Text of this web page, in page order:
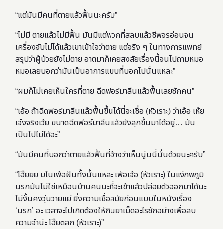
“แต่มันมีคนที่ตายแล้วฟื้นนะครับ”
“ไม่มี ตายแล้วไม่มีฟื้น มันมีแต่พวกที่สลบแล้วชีพจรอ่อนจน
เครื่องจับไม่ได้แล้วเขาเข้าใจว่าตาย แต่จริง ๆ ในทางการแพทย์
สรุปว่าผู้ป่วยยังไม่ตาย อาตมาก็เคยสงสัยเรื่องนี้จนไปถามหมอ
หมอเลยบอกว่ามันเป็นอาการแบบที่บอกไปนั่นแหละ”
“ผมก็ไม่เคยเห็นใครที่ตาย ฉีดฟอร์มาลีนแล้วฟื้นเลยซักคน”
“เอ้อ ถ้าฉีดฟอร์มาลีนแล้วฟื้นขึ้นได้นี่จะเชื่อ (หัวเราะ) ว่าเอ้อ เห้ย
เจ๋งจริงเว้ย ขนาดฉีดฟอร์มาลีนแล้วยังลุกขึ้นมาได้อยู่… มัน
เป็นไปไม่ได้อะ”
“มันมีคนที่บอกว่าตายแล้วฟื้นที่อ้างว่าเห็นนู่นนี่นั่นด้วยนะครับ”
“โอ๊ยยย มโนเพ้อฝันทั้งนั้นแหละ เพ้อเจ้อ (หัวเราะ) ในแง่ภพภูมิ
นรกมันไม่ใช่เหมือนบ้านคนนะที่จะเข้าแล้วปล่อยตัวออกมาได้นะ
ไม่งั้นคงวุ่นวายแย่ ยิ่งความเชื่อสมัยก่อนแบบในหนังเรื่อง
‘นรก’ อะ เวลาจะไปเกิดต้องให้กินยาเม็ดอะไรซักอย่างเพื่อลบ
ความจำน่ะ โอ๊ยตลก (หัวเราะ)”